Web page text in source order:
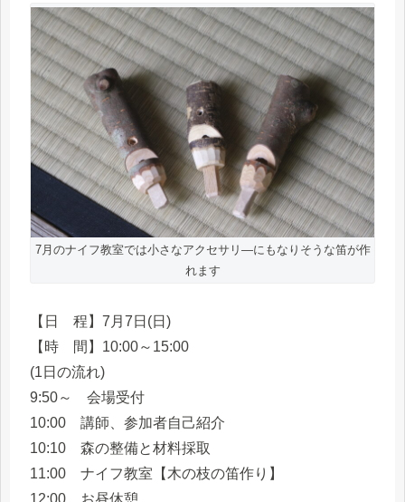
7月のナイフ教室では小さなアクセサリ―にもなりそうな笛が作
れます
【日 程】7月7日(日)
【時 間】10:00～15:00
(1日の流れ)
9:50～ 会場受付
10:00 講師、参加者自己紹介
10:10 森の整備と材料採取
11:00 ナイフ教室【木の枝の笛作り】